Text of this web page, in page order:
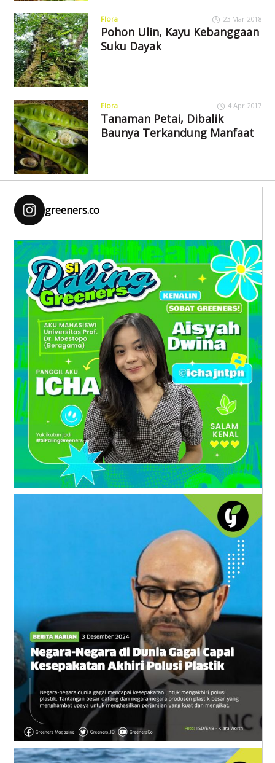
Flora 23 Mar 2018
Pohon Ulin, Kayu Kebanggaan
Suku Dayak
Flora 4 Apr 2017
Tanaman Petai, Dibalik
Baunya Terkandung Manfaat
greeners.co